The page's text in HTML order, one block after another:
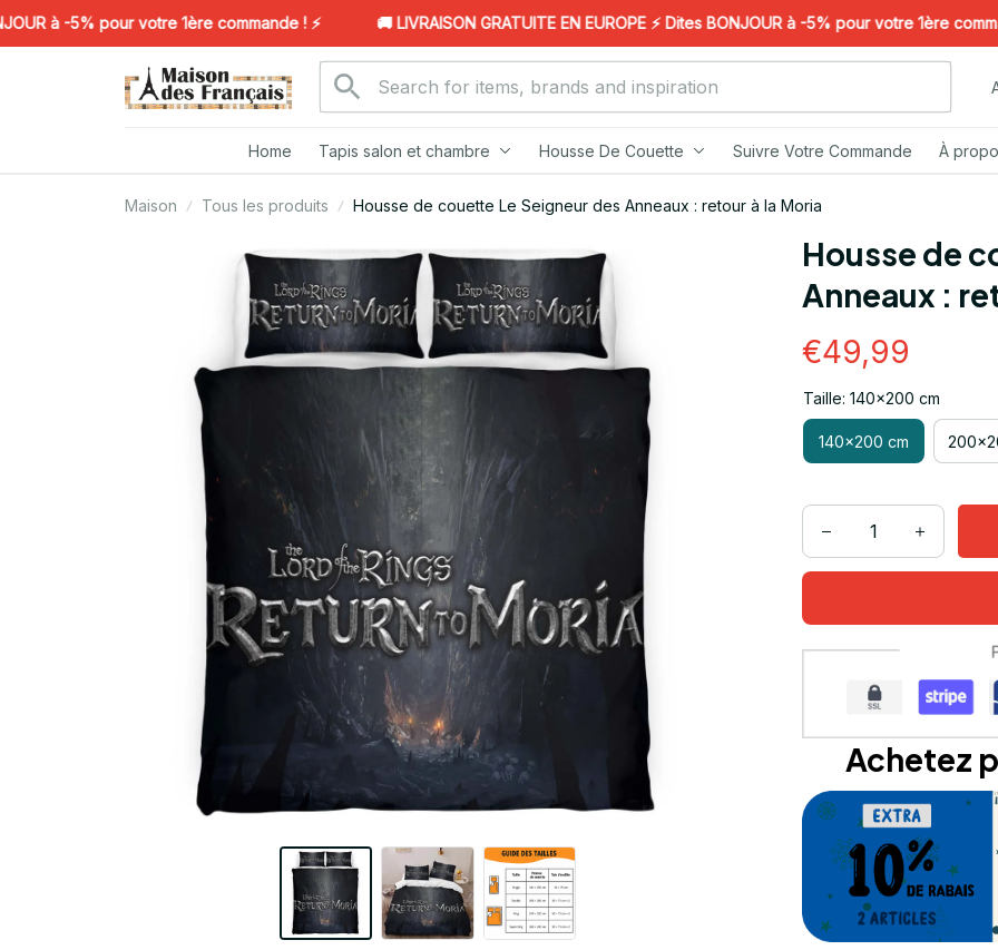
à -5% pour votre 1ère commande ! ⚡️ 🚚 LIVRAISON GRATUITE EN EUROPE ⚡️ Dites BONJOUR à -5% pour votre 1ère
Home Tapis salon et chambre Housse De Couette Suivre Votre Commande À
Maison Tous les produits Housse de couette Le Seigneur des Anneaux : retour à la Moria
Housse de
Anneaux :
€49,99
Taille: 140x200 cm
140x200 cm
Achetez